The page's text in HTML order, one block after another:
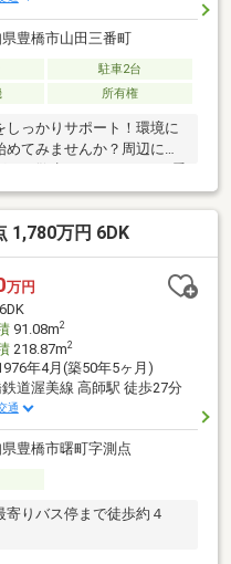
豊橋市山田三番町
駐車2台
所有権
っかりサポート！環境に
てみませんか？周辺には
毎日を送れる住環境です。
アクセスも良好◎通勤・通
ズに新生活をスタートで
ーンはいくらくらい？」な
気軽にご相談ください！ぜ
ださい♪＼ お問合せは
1,780万円 6DK
万円
6DK
91.08m2
218.87m2
年4月(築50年5ヶ月)
道渥美線 高師駅 徒歩27分
通
豊橋市曙町字測点
りバス停まで徒歩約４